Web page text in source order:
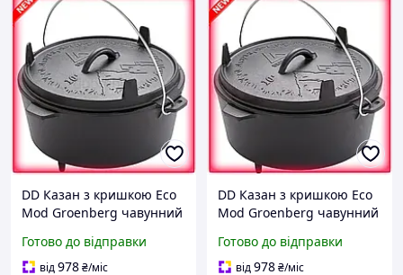
DD Казан з кришкою Eco
Mod Groenberg чавунний
вогні кемпінговий посуд
для пригот Dobro-A
Готово до відправки
від978₴/міс
DD Казан з кришкою Eco
Mod Groenberg чавунний
на вогні кемпінговий
посуд для Dobro-A
Готово до відправки
від978₴/міс